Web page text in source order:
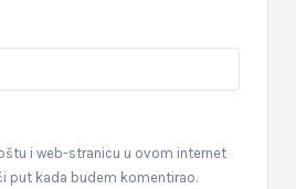
i web-stranicu u ovom internet
put kada budem komentirao.